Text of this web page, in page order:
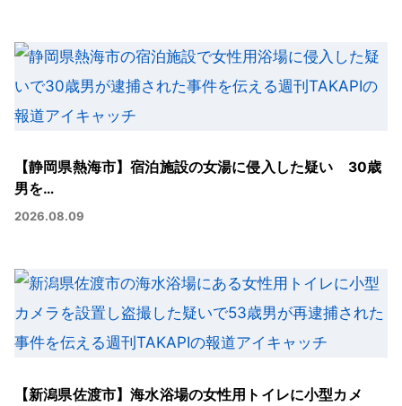
【静岡県熱海市】宿泊施設の女湯に侵入した疑い 30歳
男を…
2026.08.09
【新潟県佐渡市】海水浴場の女性用トイレに小型カメ